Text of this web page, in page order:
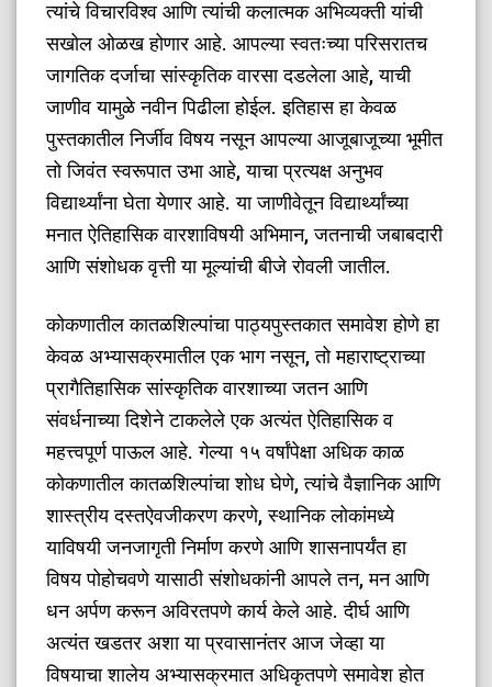
त्यांचे विचारविश्व आणि त्यांची कलात्मक अभिव्यक्ती यांची
सखोल ओळख होणार आहे. आपल्या स्वतःच्या परिसरातच
जागतिक दर्जाचा सांस्कृतिक वारसा दडलेला आहे, याची
जाणीव यामुळे नवीन पिढीला होईल. इतिहास हा केवळ
पुस्तकातील निर्जीव विषय नसून आपल्या आजूबाजूच्या भूमीत
तो जिवंत स्वरूपात उभा आहे, याचा प्रत्यक्ष अनुभव
विद्यार्थ्यांना घेता येणार आहे. या जाणीवेतून विद्यार्थ्यांच्या
मनात ऐतिहासिक वारशाविषयी अभिमान, जतनाची जबाबदारी
आणि संशोधक वृत्ती या मूल्यांची बीजे रोवली जातील.
​कोकणातील कातळशिल्पांचा पाठ्यपुस्तकात समावेश होणे हा
केवळ अभ्यासक्रमातील एक भाग नसून, तो महाराष्ट्राच्या
प्रागैतिहासिक सांस्कृतिक वारशाच्या जतन आणि
संवर्धनाच्या दिशेने टाकलेले एक अत्यंत ऐतिहासिक व
महत्त्वपूर्ण पाऊल आहे. गेल्या १५ वर्षांपेक्षा अधिक काळ
कोकणातील कातळशिल्पांचा शोध घेणे, त्यांचे वैज्ञानिक आणि
शास्त्रीय दस्तऐवजीकरण करणे, स्थानिक लोकांमध्ये
याविषयी जनजागृती निर्माण करणे आणि शासनापर्यंत हा
विषय पोहोचवणे यासाठी संशोधकांनी आपले तन, मन आणि
धन अर्पण करून अविरतपणे कार्य केले आहे. दीर्घ आणि
अत्यंत खडतर अशा या प्रवासानंतर आज जेव्हा या
विषयाचा शालेय अभ्यासक्रमात अधिकृतपणे समावेश होत